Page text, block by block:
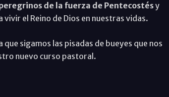
de la fuerza de Pentecostésy
vivir el Reino de Dios en nuestras vidas.
que sigamos las pisadas de bueyes que nos
nuevo curso pastoral.